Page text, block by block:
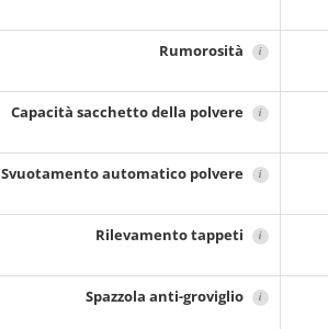
Rumorosità i
Capacità sacchetto della polvere i
Svuotamento automatico polvere i
Rilevamento tappeti i
Spazzola anti-groviglio i